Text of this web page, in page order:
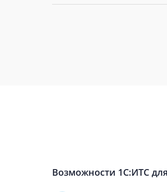
Возможности 1С:ИТС